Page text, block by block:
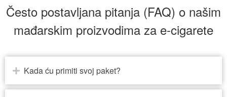
Često postavljana pitanja (FAQ) o našim
mađarskim proizvodima za e-cigarete
Kada ću primiti svoj paket?